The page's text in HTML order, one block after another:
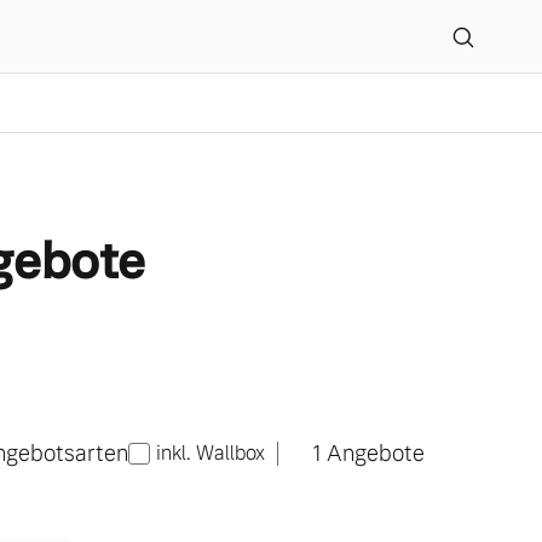
inkl. Wallbox 1 Angebote